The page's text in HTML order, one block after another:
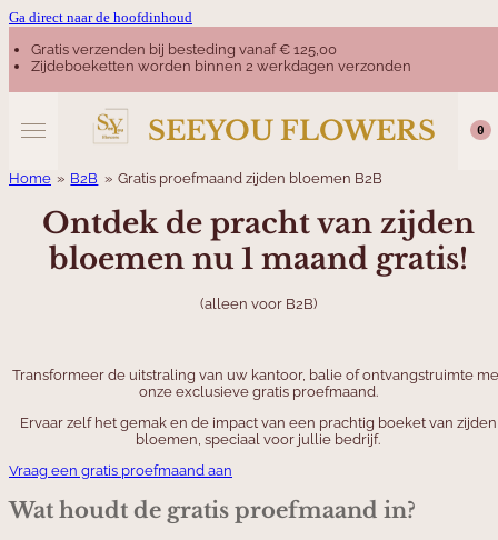
Ga direct naar de hoofdinhoud
SEEYOU FLOWERS 0
Gratis verzenden bij besteding vanaf € 125,00
Zijdeboeketten worden binnen 2 werkdagen verzonden
Home » B2B » Gratis proefmaand zijden bloemen B2B
Ontdek de pracht van zijden
bloemen nu 1 maand gratis!
(alleen voor B2B)
Transformeer de uitstraling van uw kantoor, balie of ontvangstruimte
onze exclusieve gratis proefmaand.
Ervaar zelf het gemak en de impact van een prachtig boeket van zijden
bloemen, speciaal voor jullie bedrijf.
Vraag een gratis proefmaand aan
Wat houdt de gratis proefmaand in?